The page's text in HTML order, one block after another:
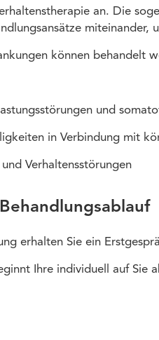
an. Die
miteinander,
können behandelt
und
in Verbindung mit
Verhaltensstörungen
erhalten Sie ein
Ihre individuell auf Sie